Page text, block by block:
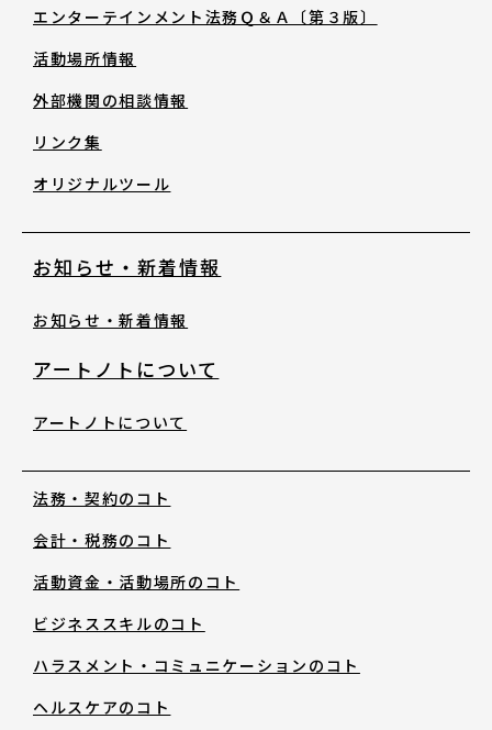
版〕
活動場所情報
オリジナルツール
アートノトについて
エンターテインメント法務Ｑ＆Ａ〔第３版〕
活動場所情報
外部機関の相談情報
リンク集
オリジナルツール
お知らせ・新着情報
お知らせ・新着情報
アートノトについて
アートノトについて
法務・契約のコト
会計・税務のコト
活動資金・活動場所のコト
ビジネススキルのコト
ハラスメント・コミュニケーションのコト
ヘルスケアのコト